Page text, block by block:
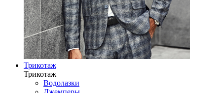
Трикотаж
Трикотаж
Водолазки